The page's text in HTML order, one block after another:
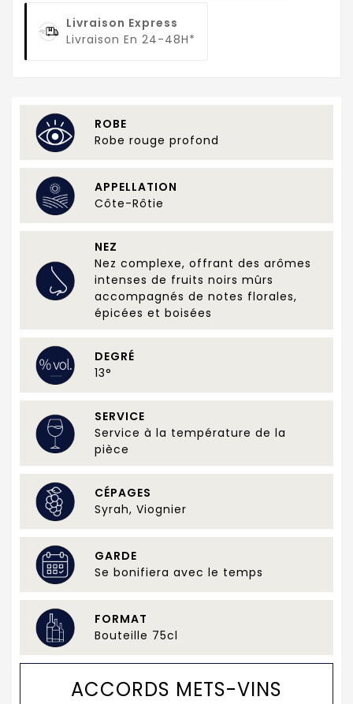
Livraison Express
Livraison En 24-48H*
ROBE
Robe rouge profond
APPELLATION
Côte-Rôtie
NEZ
Nez complexe, offrant des arômes
intenses de fruits noirs mûrs
accompagnés de notes florales,
épicées et boisées
DEGRÉ
13°
SERVICE
Service à la température de la
pièce
CÉPAGES
Syrah, Viognier
GARDE
Se bonifiera avec le temps
FORMAT
Bouteille 75cl
ACCORDS METS-VINS